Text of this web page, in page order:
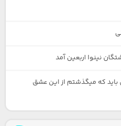
نینوا اربعین آمد
که میگذشتم از این عشق